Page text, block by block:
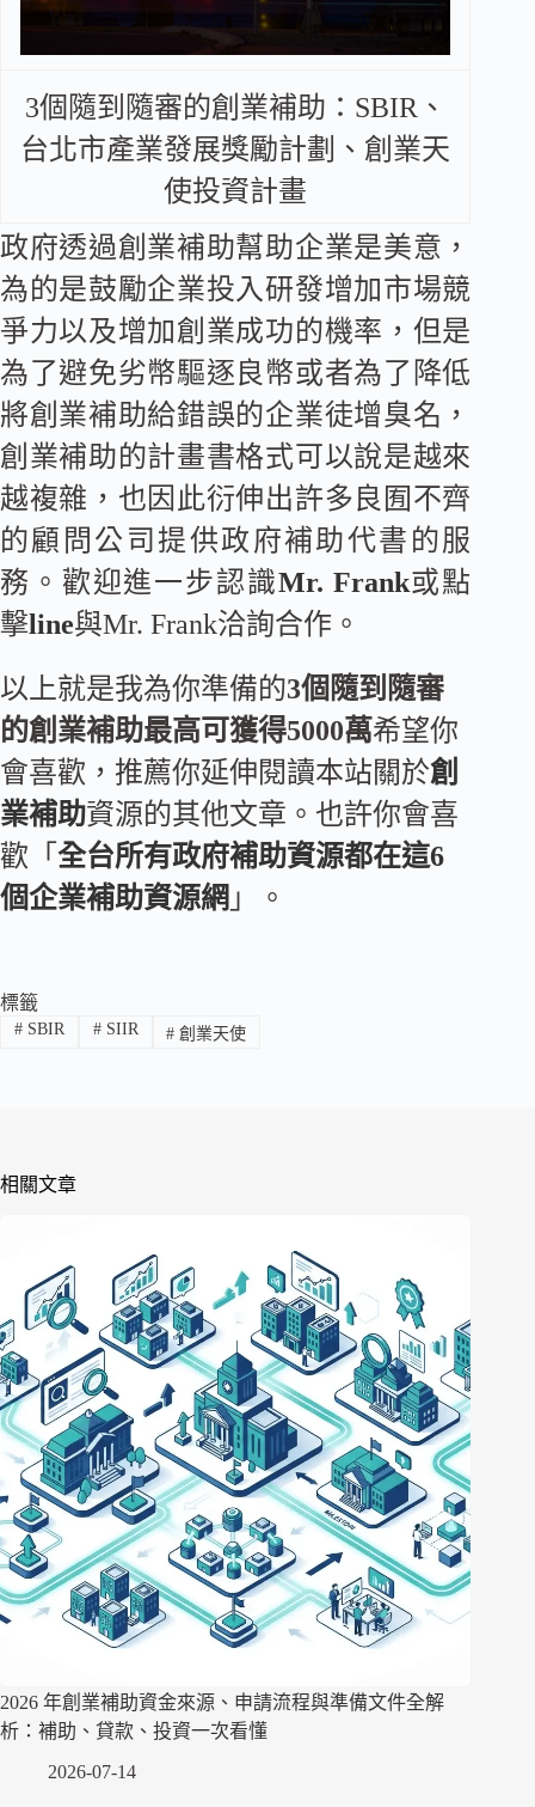
3個隨到隨審的創業補助：SBIR、
台北市產業發展獎勵計劃、創業天
使投資計畫
政府透過創業補助幫助企業是美意，
為的是鼓勵企業投入研發增加市場競
爭力以及增加創業成功的機率，但是
為了避免劣幣驅逐良幣或者為了降低
將創業補助給錯誤的企業徒增臭名，
創業補助的計畫書格式可以說是越來
越複雜，也因此衍伸出許多良囿不齊
的顧問公司提供政府補助代書的服
務。歡迎進一步認識Mr. Frank或點
擊line與Mr. Frank洽詢合作。
以上就是我為你準備的3個隨到隨審
的創業補助最高可獲得5000萬希望你
會喜歡，推薦你延伸閱讀本站關於創
業補助資源的其他文章 。也許你會喜
歡「 全台所有政府補助資源都在這6
個企業補助資源網 」。
標籤
#SBIR #SIIR # 創業天使
相關文章
2026 年創業補助資金來源、申請流程與準備文件全解
析：補助、貸款、投資一次看懂
2026-07-14